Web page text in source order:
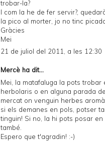
trobar-la?
I com la he de fer servir?,
la pico al morter, jo no tinc
Gràcies
Mei
21 de juliol del 2011, a les 12:30
Mercè ha dit...
Mei, la matafaluga la pots trobar
herbolaris o en alguna parada
mercat on venguin herbes
si els demanes en pols, potser
tinguin! Si no, la hi pots posar en
també.
Espero que t'agradin! :-)